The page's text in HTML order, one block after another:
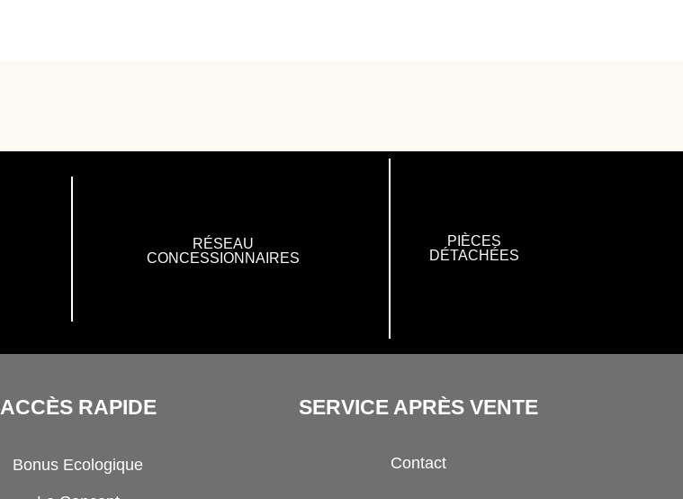
RÉSEAU
CONCESSIONNAIRES
PIÈCES
DÉTACHÉES
ACCÈS RAPIDE
Bonus Ecologique
SERVICE APRÈS VENTE
Contact